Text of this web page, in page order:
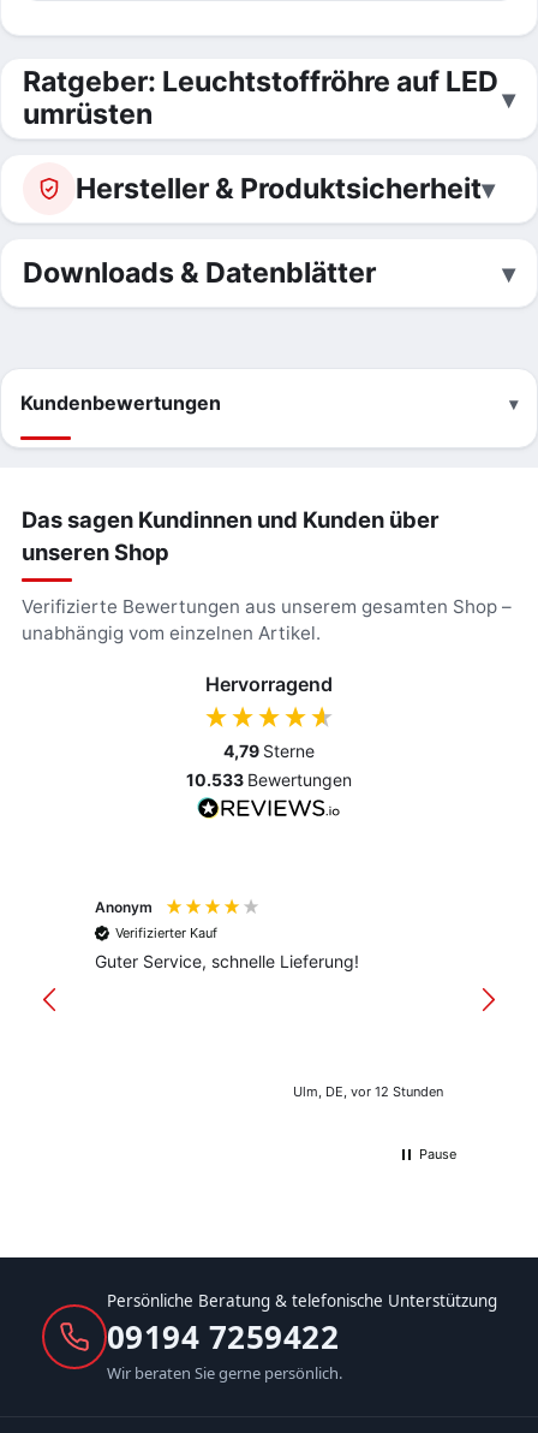
Ratgeber: Leuchtstoffröhre auf LED
umrüsten
Hersteller & Produktsicherheit
Downloads & Datenblätter
Kundenbewertungen
Das sagen Kundinnen und Kunden über
unseren Shop
Verifizierte Bewertungen aus unserem gesamten Shop –
unabhängig vom einzelnen Artikel.
Hervorragend
4,79 Sterne
10.533 Bewertungen
Anonym
Verifizierter Kauf
Guter Service, schnelle Lieferung!
Ulm, DE, vor 12 Stunden
Pause
Persönliche Beratung & telefonische Unterstützung
09194 7259422
Wir beraten Sie gerne persönlich.